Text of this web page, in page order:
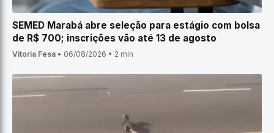
SEMED Marabá abre seleção para estágio com bolsa
de R$ 700; inscrições vão até 13 de agosto
Vitoria Fesa • 06/08/2026 • 2 min